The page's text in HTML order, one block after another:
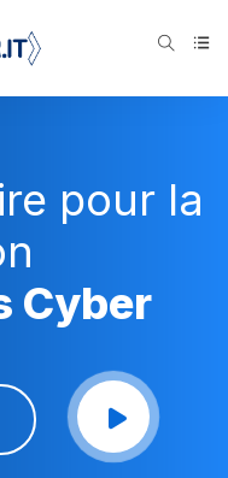
pour la
Cyber